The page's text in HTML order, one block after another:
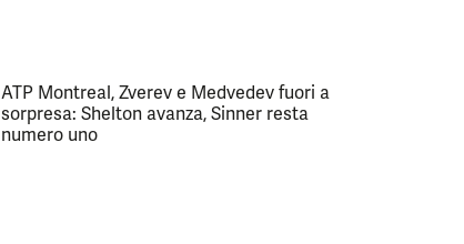
ATP Montreal, Zverev e Medvedev fuori a
sorpresa: Shelton avanza, Sinner resta
numero uno